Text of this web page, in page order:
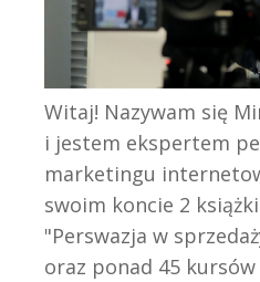
Witaj! Nazywam się
i jestem ekspertem
marketingu
swoim koncie 2
"Perswazja w
oraz ponad 45